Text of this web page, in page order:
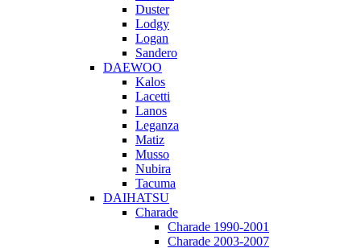
Duster
Lodgy
Logan
Sandero
DAEWOO
Kalos
Lacetti
Lanos
Leganza
Matiz
Musso
Nubira
Tacuma
DAIHATSU
Charade
Charade 1990-2001
Charade 2003-2007